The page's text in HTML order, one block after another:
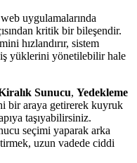
uygulamalarında
kritik bir bileşendir.
hızlandırır, sistem
yüklerini yönetilebilir hale
Sunucu, Yedekleme
bir araya getirerek kuyruk
taşıyabilirsiniz.
seçimi yaparak arka
uzun vadede ciddi